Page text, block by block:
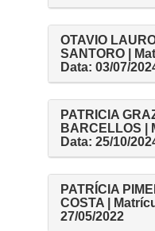
OTAVIO
SANTORO |
Data: 03/07/
PATRICIA
BARCELLOS |
Data: 25/10/
PATRÍCIA
COSTA |
27/05/2022